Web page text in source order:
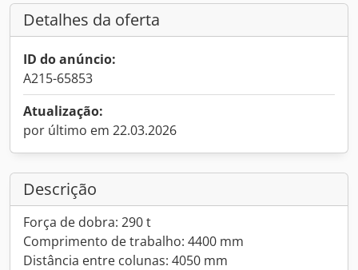
Detalhes da oferta
ID do anúncio:
A215-65853
Atualização:
por último em 22.03.2026
Descrição
Força de dobra: 290 t
Comprimento de trabalho: 4400 mm
Distância entre colunas: 4050 mm